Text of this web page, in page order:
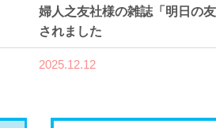
婦人之友社様の雑誌「明日の
されました
2025.12.12